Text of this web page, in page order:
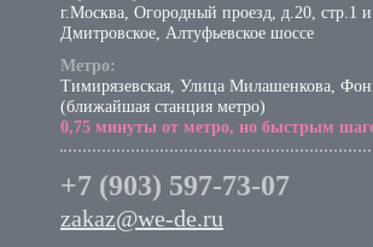
г.Москва, Огородный проезд, д.20, стр.1
Дмитровское, Алтуфьевское шоссе
Метро:
Тимирязевская, Улица Милашенкова,
(ближайшая станция метро)
0,75 минуты от метро, но быстрым
+7 (903) 597-73-07
zakaz@we-de.ru